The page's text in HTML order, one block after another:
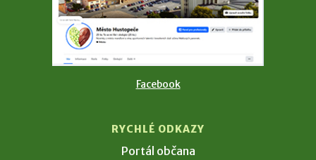
Facebook
RYCHLÉ ODKAZY
Portál občana